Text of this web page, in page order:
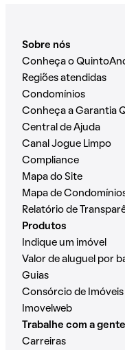
Sobre nós
Conheça o
Regiões atendidas
Condomínios
Conheça a Garantia
Central de Ajuda
Canal Jogue Limpo
Compliance
Mapa do Site
Mapa de
Relatório de
Produtos
Indique um imóvel
Valor de aluguel por
Guias
Consórcio de Imóveis
Imovelweb
Trabalhe com a gente
Carreiras